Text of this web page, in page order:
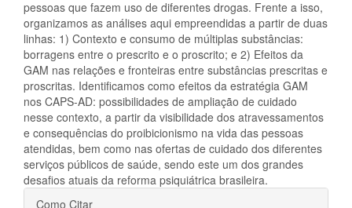
pessoas que fazem uso de diferentes drogas. Frente a isso,
organizamos as análises aqui empreendidas a partir de duas
linhas: 1) Contexto e consumo de múltiplas substâncias:
borragens entre o prescrito e o proscrito; e 2) Efeitos da
GAM nas relações e fronteiras entre substâncias prescritas e
proscritas. Identificamos como efeitos da estratégia GAM
nos CAPS-AD: possibilidades de ampliação de cuidado
nesse contexto, a partir da visibilidade dos atravessamentos
e consequências do proibicionismo na vida das pessoas
atendidas, bem como nas ofertas de cuidado dos diferentes
serviços públicos de saúde, sendo este um dos grandes
desafios atuais da reforma psiquiátrica brasileira.
Detalhes
Como Citar